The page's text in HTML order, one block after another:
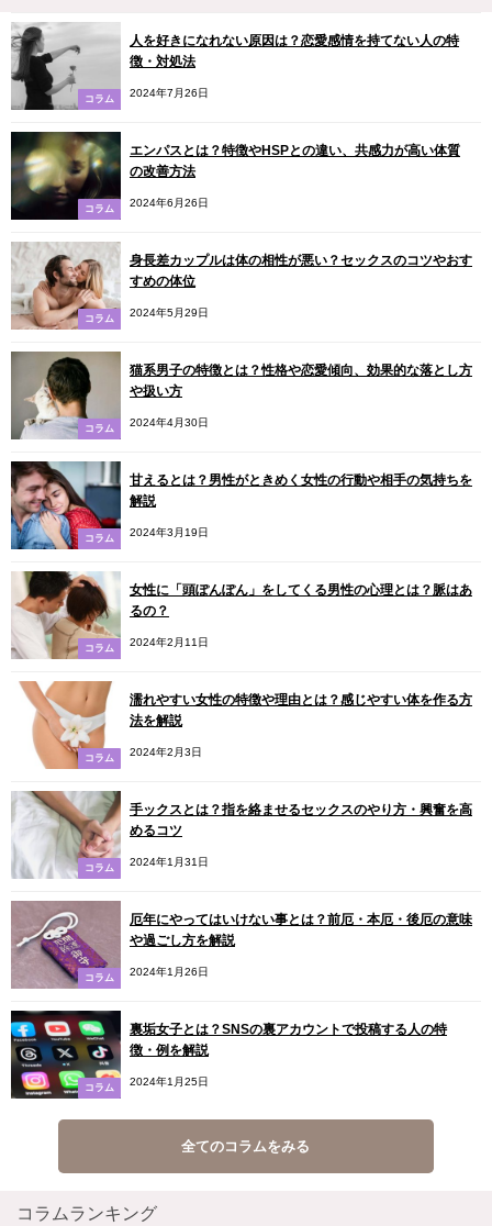
コラム
人を好きになれない原因は？恋愛感情を持てない人の特
徴・対処法
2024年7月26日
コラム
エンパスとは？特徴やHSPとの違い、共感力が高い体質
の改善方法
2024年6月26日
コラム
身長差カップルは体の相性が悪い？セックスのコツやおす
すめの体位
2024年5月29日
コラム
猫系男子の特徴とは？性格や恋愛傾向、効果的な落とし方
や扱い方
2024年4月30日
コラム
甘えるとは？男性がときめく女性の行動や相手の気持ちを
解説
2024年3月19日
コラム
女性に「頭ぽんぽん」をしてくる男性の心理とは？脈はあ
るの？
2024年2月11日
コラム
濡れやすい女性の特徴や理由とは？感じやすい体を作る方
法を解説
2024年2月3日
コラム
手ックスとは？指を絡ませるセックスのやり方・興奮を高
めるコツ
2024年1月31日
コラム
厄年にやってはいけない事とは？前厄・本厄・後厄の意味
や過ごし方を解説
2024年1月26日
コラム
裏垢女子とは？SNSの裏アカウントで投稿する人の特
徴・例を解説
2024年1月25日
全てのコラムをみる
コラムランキング